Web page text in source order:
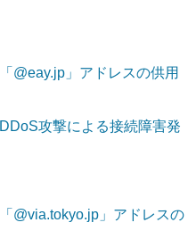
「@eay.jp」アドレスの供用
DDoS攻撃による接続障害発
「@via.tokyo.jp」アドレスの